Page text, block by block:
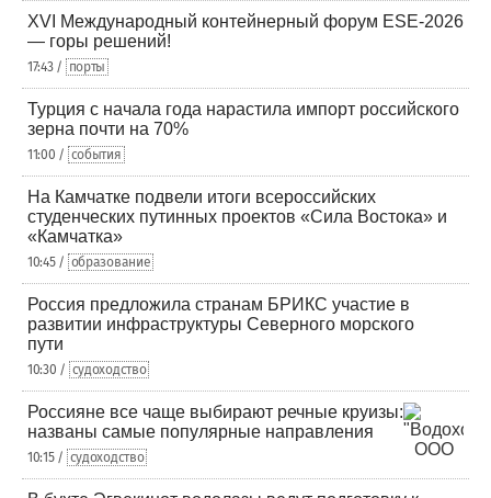
XVI Международный контейнерный форум ESE-2026
— горы решений!
17:43 / порты
Турция с начала года нарастила импорт российского
зерна почти на 70%
11:00 / события
На Камчатке подвели итоги всероссийских
студенческих путинных проектов «Сила Востока» и
«Камчатка»
10:45 / образование
Россия предложила странам БРИКС участие в
развитии инфраструктуры Северного морского
пути
10:30 / судоходство
Россияне все чаще выбирают речные круизы:
названы самые популярные направления
10:15 / судоходство